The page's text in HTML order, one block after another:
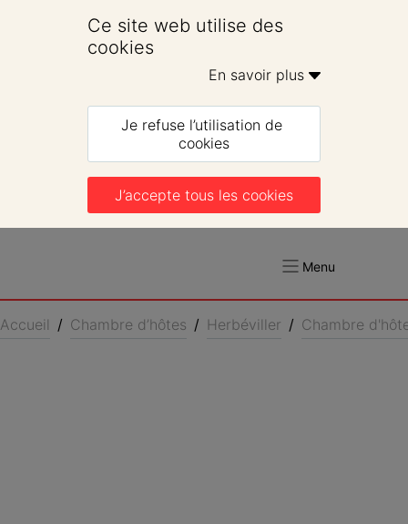
Ce site web utilise des
cookies
En savoir plus
Je refuse l’utilisation de
cookies
J’accepte tous les cookies
Menu
Accueil / Chambre d’hôtes / Herbéviller / Chambre